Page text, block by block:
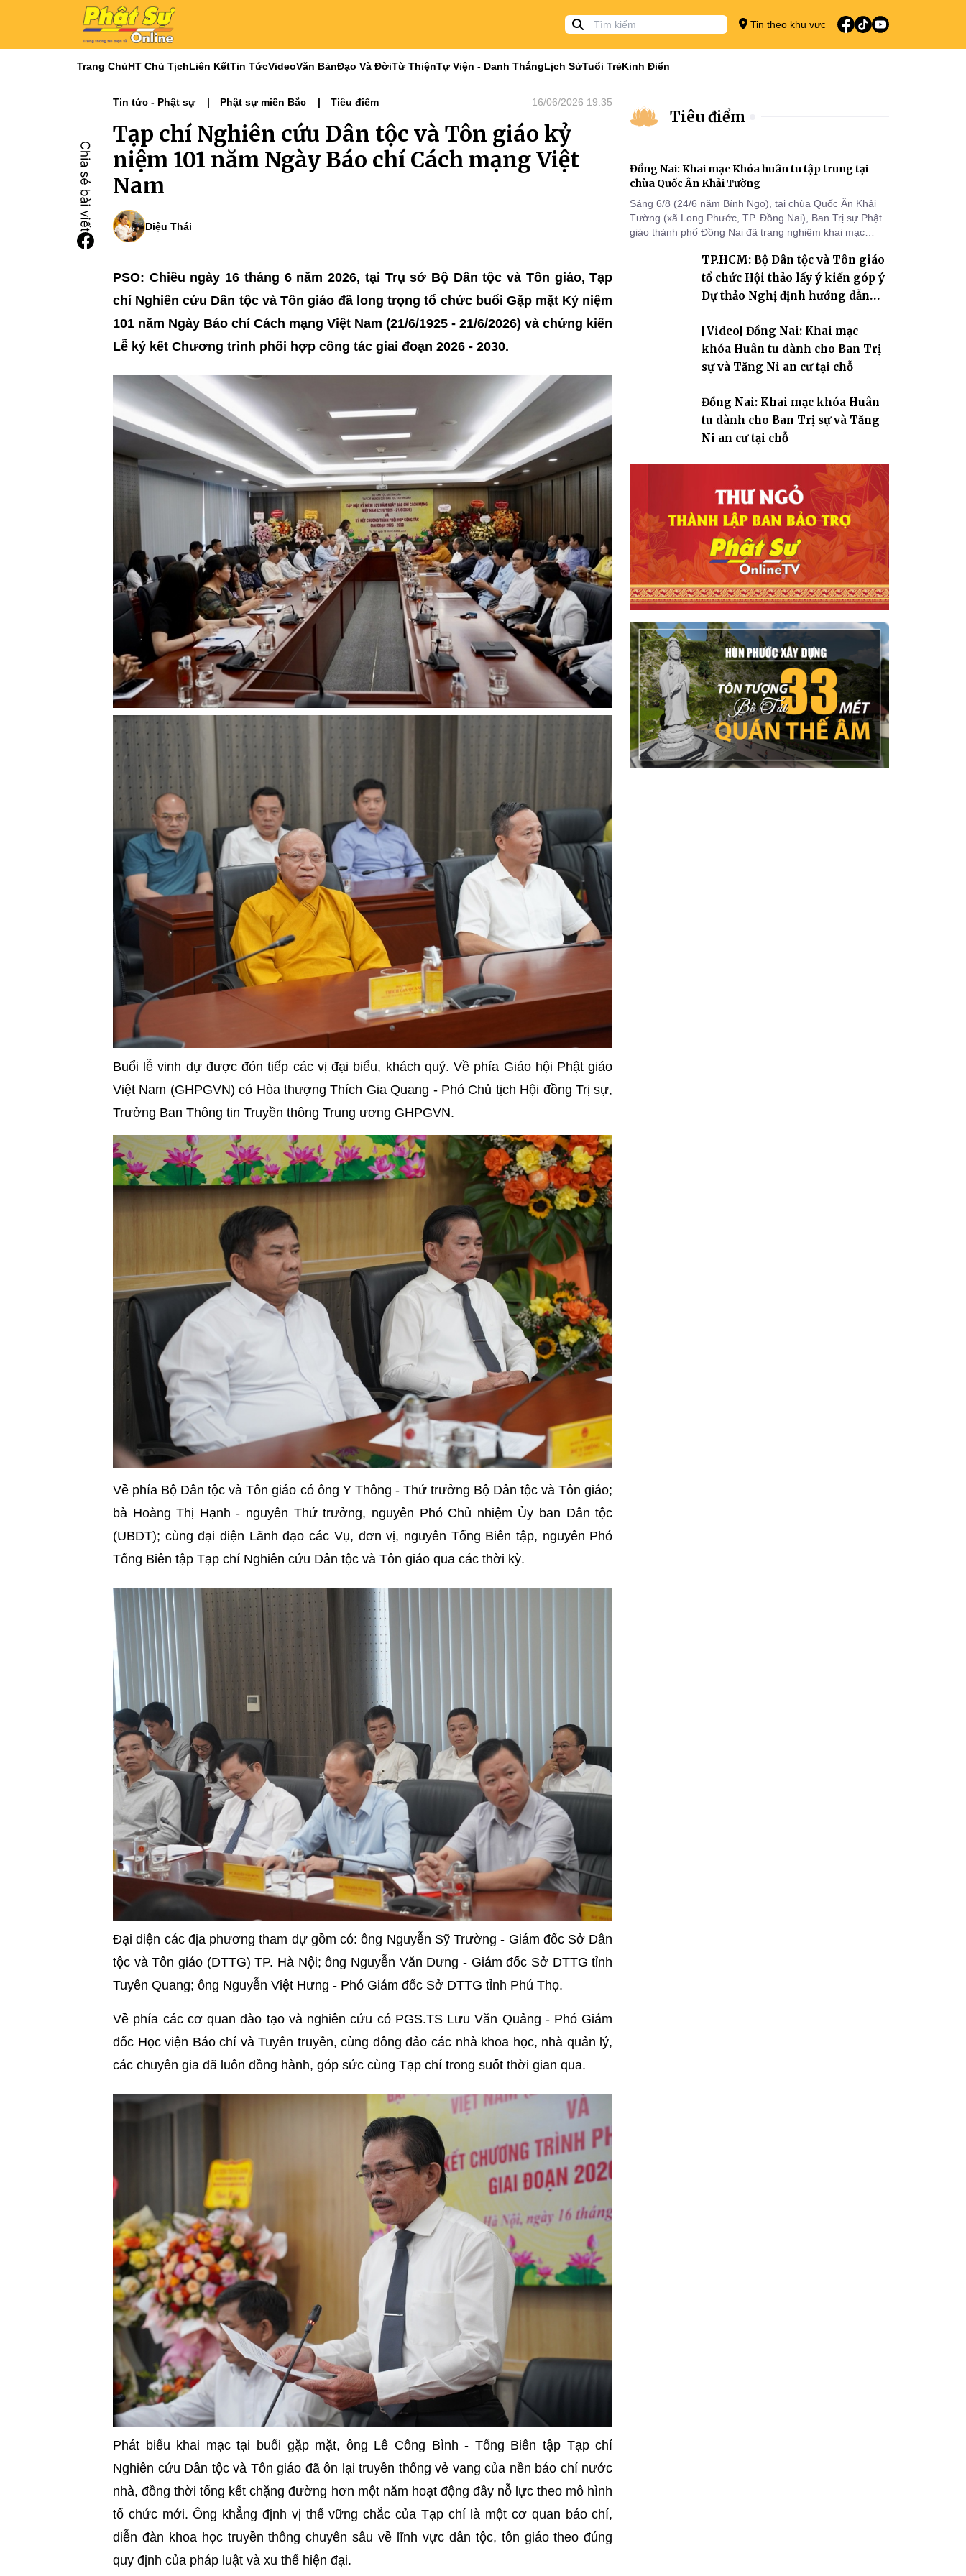
Tin theo khu vực
Trang ChủHT Chủ TịchLiên KếtTin TứcVideoVăn BảnĐạo Và ĐờiTừ ThiệnTự Viện - Danh ThắngLịch SửTuổi TrẻKinh Điển
Tin tức - Phật sự Phật sự miền Bắc Tiêu điểm 16/06/2026 19:35
Tạp chí Nghiên cứu Dân tộc và Tôn giáo kỷ
niệm 101 năm Ngày Báo chí Cách mạng Việt
Nam
Diệu Thái
PSO: Chiều ngày 16 tháng 6 năm 2026, tại Trụ sở Bộ Dân tộc và Tôn giáo, Tạp
chí Nghiên cứu Dân tộc và Tôn giáo đã long trọng tổ chức buổi Gặp mặt Kỷ niệm
101 năm Ngày Báo chí Cách mạng Việt Nam (21/6/1925 - 21/6/2026) và chứng kiến
Lễ ký kết Chương trình phối hợp công tác giai đoạn 2026 - 2030.
Buổi lễ vinh dự được đón tiếp các vị đại biểu, khách quý. Về phía Giáo hội Phật giáo
Việt Nam (GHPGVN) có Hòa thượng Thích Gia Quang - Phó Chủ tịch Hội đồng Trị sự,
Trưởng Ban Thông tin Truyền thông Trung ương GHPGVN.
Về phía Bộ Dân tộc và Tôn giáo có ông Y Thông - Thứ trưởng Bộ Dân tộc và Tôn giáo;
bà Hoàng Thị Hạnh - nguyên Thứ trưởng, nguyên Phó Chủ nhiệm Ủy ban Dân tộc
(UBDT); cùng đại diện Lãnh đạo các Vụ, đơn vị, nguyên Tổng Biên tập, nguyên Phó
Tổng Biên tập Tạp chí Nghiên cứu Dân tộc và Tôn giáo qua các thời kỳ.
Đại diện các địa phương tham dự gồm có: ông Nguyễn Sỹ Trường - Giám đốc Sở Dân
tộc và Tôn giáo (DTTG) TP. Hà Nội; ông Nguyễn Văn Dưng - Giám đốc Sở DTTG tỉnh
Tuyên Quang; ông Nguyễn Việt Hưng - Phó Giám đốc Sở DTTG tỉnh Phú Thọ.
Về phía các cơ quan đào tạo và nghiên cứu có PGS.TS Lưu Văn Quảng - Phó Giám
đốc Học viện Báo chí và Tuyên truyền, cùng đông đảo các nhà khoa học, nhà quản lý,
các chuyên gia đã luôn đồng hành, góp sức cùng Tạp chí trong suốt thời gian qua.
Phát biểu khai mạc tại buổi gặp mặt, ông Lê Công Bình - Tổng Biên tập Tạp chí
Nghiên cứu Dân tộc và Tôn giáo đã ôn lại truyền thống vẻ vang của nền báo chí nước
nhà, đồng thời tổng kết chặng đường hơn một năm hoạt động đầy nỗ lực theo mô hình
tổ chức mới. Ông khẳng định vị thế vững chắc của Tạp chí là một cơ quan báo chí,
diễn đàn khoa học truyền thông chuyên sâu về lĩnh vực dân tộc, tôn giáo theo đúng
quy định của pháp luật và xu thế hiện đại.
Tiêu điểm
Đồng Nai: Khai mạc Khóa huân tu tập trung tại
chùa Quốc Ân Khải Tường
Sáng 6/8 (24/6 năm Bính Ngọ), tại chùa Quốc Ân Khải
Tường (xã Long Phước, TP. Đồng Nai), Ban Trị sự Phật
giáo thành phố Đồng Nai đã trang nghiêm khai mạc
2570 dành cho chư Tăng hành giả an cư tại chỗ khu vực
VII, VIII và trường hạ chùa Quốc Ân Khải Tường.
TP.HCM: Bộ Dân tộc và Tôn giáo
tổ chức Hội thảo lấy ý kiến góp ý
Dự thảo Nghị định hướng dẫn
giáo
[Video] Đồng Nai: Khai mạc
khóa Huân tu dành cho Ban Trị
sự và Tăng Ni an cư tại chỗ
Đồng Nai: Khai mạc khóa Huân
tu dành cho Ban Trị sự và Tăng
Ni an cư tại chỗ